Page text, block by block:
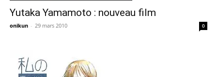
Yutaka Yamamoto : nouveau film
onikun - 29 mars 2010 0